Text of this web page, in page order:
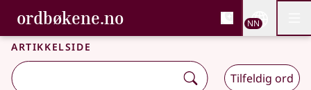
Gå til hovudinnhald
Tilgjenge
ordbøkene.no, Bokmålsordboka og
Bokmålsordboka og Nynorskordboka
NN
Artikkelside
Tilfeldig ord